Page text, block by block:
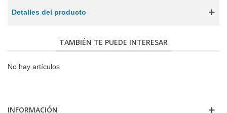
Detalles del producto
TAMBIÉN TE PUEDE INTERESAR
No hay artículos
INFORMACIÓN